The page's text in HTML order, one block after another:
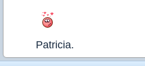
Patricia.